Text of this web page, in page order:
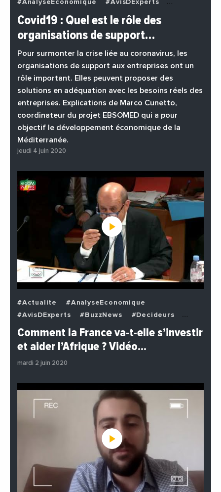
#AnalyseEconomique
#AvisDExperts
#BuzzNews
#Decideurs
#EchangesMediterraneens
#Economie
#EnDirectDe
#Entreprises
#Institutions
#PhotosEtVideos
Covid19 : Quel est le rôle des
organisations de support…
Pour surmonter la crise liée au coronavirus, les
organisations de support aux entreprises ont un
rôle important. Elles peuvent proposer des
solutions en adéquation avec les besoins réels des
entreprises. Explications de Marco Cunetto,
coordinateur du projet EBSOMED qui a pour
objectif le développement économique de la
Méditerranée.
jeudi 4 juin 2020
#Actualite
#AnalyseEconomique
#AvisDExperts
#BuzzNews
#Decideurs
#EchangesMediterraneens
#Economie
#Politique
Comment la France va-t-elle s’investir
et aider l’Afrique ? Vidéo…
mardi 2 juin 2020